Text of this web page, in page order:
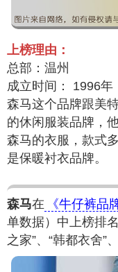
上榜理由：
总部：温州
成立时间： 1996年
森马这个品牌跟美
的休闲服装品牌，
森马的衣服，款式
是保暖衬衣品牌。
森马在 《牛仔裤品
单数据）中上榜排名
之家”、“韩都衣舍”